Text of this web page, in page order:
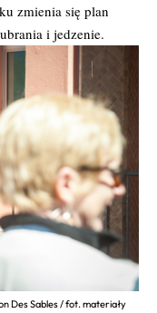
zmienia się plan
i jedzenie.
Des Sables / fot. materiały